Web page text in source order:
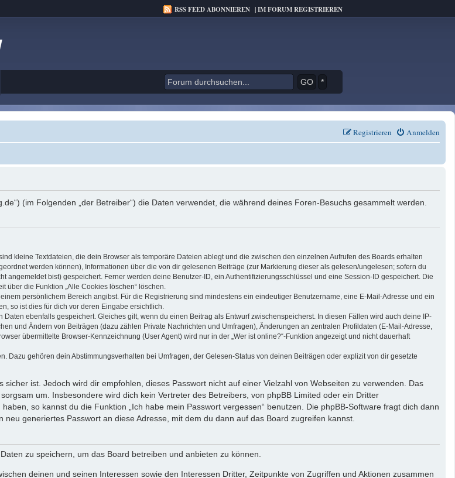
RSS FEED ABONNIEREN |IM FORUM REGISTRIEREN
*
Anmelden
Registrieren
(im Folgenden „der Betreiber“) die Daten verwendet, die während deines Foren-Besuchs gesammelt werden.
kleine Textdateien, die dein Browser als temporäre Dateien ablegt und die zwischen den einzelnen Aufrufen des Boards erhalten
werden können), Informationen über die von dir gelesenen Beiträge (zur Markierung dieser als gelesen/ungelesen; sofern du
bist) gespeichert. Ferner werden deine Benutzer-ID, ein Authentifizierungsschlüssel und eine Session-ID gespeichert. Die
die Funktion „Alle Cookies löschen“ löschen.
persönlichem Bereich angibst. Für die Registrierung sind mindestens ein eindeutiger Benutzername, eine E-Mail-Adresse und ein
so ist dies für dich vor deren Eingabe ersichtlich.
ebenfalls gespeichert. Gleiches gilt, wenn du einen Beitrag als Entwurf zwischenspeicherst. In diesen Fällen wird auch deine IP-
und Ändern von Beiträgen (dazu zählen Private Nachrichten und Umfragen), Änderungen an zentralen Profildaten (E-Mail-Adresse,
übermittelte Browser-Kennzeichnung (User Agent) wird nur in der „Wer ist online?“-Funktion angezeigt und nicht dauerhaft
gehören dein Abstimmungsverhalten bei Umfragen, der Gelesen-Status von deinen Beiträgen oder explizit von dir gesetzte
ist. Jedoch wird dir empfohlen, dieses Passwort nicht auf einer Vielzahl von Webseiten zu verwenden. Das
um. Insbesondere wird dich kein Vertreter des Betreibers, von phpBB Limited oder ein Dritter
so kannst du die Funktion „Ich habe mein Passwort vergessen“ benutzen. Die phpBB-Software fragt dich dann
generiertes Passwort an diese Adresse, mit dem du dann auf das Board zugreifen kannst.
zu speichern, um das Board betreiben und anbieten zu können.
deinen und seinen Interessen sowie den Interessen Dritter, Zeitpunkte von Zugriffen und Aktionen zusammen